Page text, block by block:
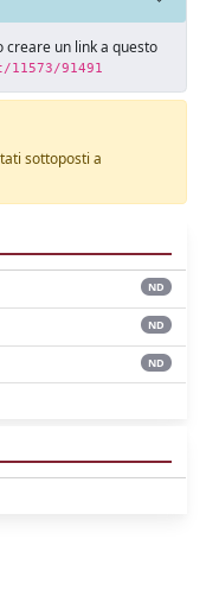
creare un link a questo
91491
sottoposti a
ND
ND
ND